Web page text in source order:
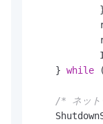
    }
while
/* ネット